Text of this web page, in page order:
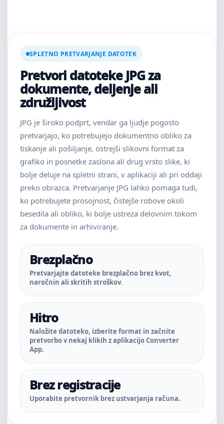
SPLETNO PRETVARJANJE DATOTEK
Pretvori datoteke JPG za
dokumente, deljenje ali
združljivost
JPG je široko podprt, vendar ga ljudje pogosto
pretvarjajo, ko potrebujejo dokumentno obliko za
tiskanje ali pošiljanje, ostrejši slikovni format za
grafiko in posnetke zaslona ali drug vrsto slike, ki
bolje deluje na spletni strani, v aplikaciji ali pri oddaji
preko obrazca. Pretvarjanje JPG lahko pomaga tudi,
ko potrebujete prosojnost, čistejše robove okoli
besedila ali obliko, ki bolje ustreza delovnim tokom
za dokumente in arhiviranje.
Brezplačno
Pretvarjajte datoteke brezplačno brez kvot,
naročnin ali skritih stroškov.
Hitro
Naložite datoteko, izberite format in začnite
pretvorbo v nekaj klikih z aplikacijo Converter
App.
Brez registracije
Uporabite pretvornik brez ustvarjanja računa.